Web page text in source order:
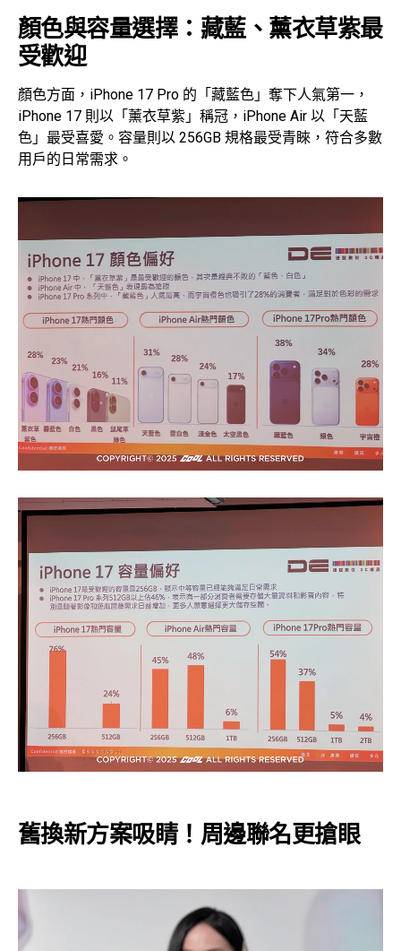
顏色與容量選擇：藏藍、薰衣草紫最
受歡迎
顏色方面，iPhone 17 Pro 的「藏藍色」奪下人氣第一，
iPhone 17 則以「薰衣草紫」稱冠，iPhone Air 以「天藍
色」最受喜愛。容量則以 256GB 規格最受青睞，符合多數
用戶的日常需求。
舊換新方案吸睛！周邊聯名更搶眼